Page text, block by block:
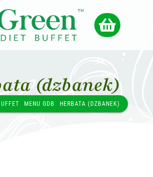
(dzbanek)
MENU GDB HERBATA (DZBANEK)